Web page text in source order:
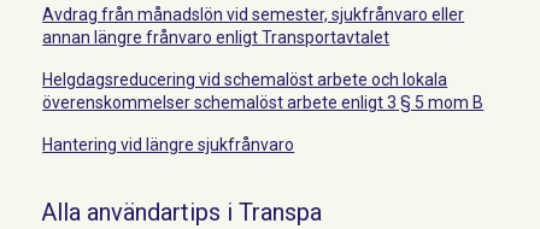
Avdrag från månadslön vid semester, sjukfrånvaro eller
annan längre frånvaro enligt Transportavtalet
Helgdagsreducering vid schemalöst arbete och lokala
överenskommelser schemalöst arbete enligt 3 § 5 mom B
Hantering vid längre sjukfrånvaro
Alla användartips i Transpa